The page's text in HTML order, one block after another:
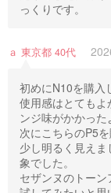
っくりです。
ａ 東京都 40代
初めにN10を購入
使用感はとても
ンジ味がかかった
次にこちらのP5を
少し明るく見え
象でした。
セザンヌのトー